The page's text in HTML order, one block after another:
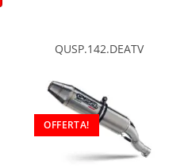
QUSP.142.DEATV
OFFERTA!